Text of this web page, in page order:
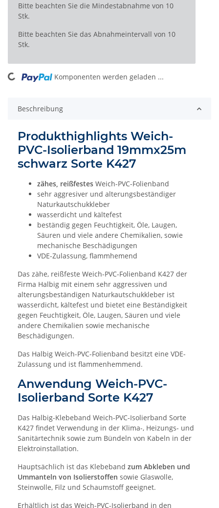
x
Bitte beachten Sie die Mindestabnahme von 10
Stk.
Bitte beachten Sie das Abnahmeintervall von 10
Stk.
Komponenten werden geladen ...
Beschreibung
Produkthighlights Weich-
PVC-Isolierband 19mmx25m
schwarz Sorte K427
zähes, reißfestes Weich-PVC-Folienband
sehr aggresiver und alterungsbeständiger
Naturkautschukkleber
wasserdicht und kältefest
beständig gegen Feuchtigkeit, Öle, Laugen,
Säuren und viele andere Chemikalien, sowie
mechanische Beschädigungen
VDE-Zulassung, flammhemend
Das zähe, reißfeste Weich-PVC-Folienband K427 der
Firma Halbig mit einem sehr aggressiven und
alterungsbeständigen Naturkautschukkleber ist
wasserdicht, kältefest und bietet eine Beständigkeit
gegen Feuchtigkeit, Öle, Laugen, Säuren und viele
andere Chemikalien sowie mechanische
Beschädigungen.
Das Halbig Weich-PVC-Folienband besitzt eine VDE-
Zulassung und ist flammenhemmend.
Anwendung Weich-PVC-
Isolierband Sorte K427
Das Halbig-Klebeband Weich-PVC-Isolierband Sorte
K427 findet Verwendung in der Klima-, Heizungs- und
Sanitärtechnik sowie zum Bündeln von Kabeln in der
Elektroinstallation.
Hauptsächlich ist das Klebeband zum Abkleben und
Ummanteln von Isolierstoffen sowie Glaswolle,
Steinwolle, Filz und Schaumstoff geeignet.
Erhältlich ist das Weich-PVC-Isolierband in den